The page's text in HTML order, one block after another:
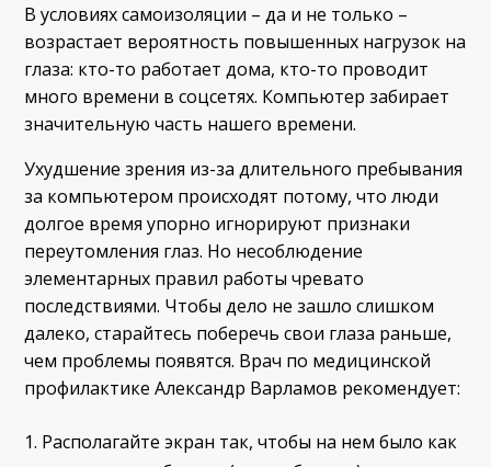
В условиях самоизоляции – да и не только –
возрастает вероятность повышенных нагрузок на
глаза: кто-то работает дома, кто-то проводит
много времени в соцсетях. Компьютер забирает
значительную часть нашего времени.
Ухудшение зрения из-за длительного пребывания
за компьютером происходят потому, что люди
долгое время упорно игнорируют признаки
переутомления глаз. Но несоблюдение
элементарных правил работы чревато
последствиями. Чтобы дело не зашло слишком
далеко, старайтесь поберечь свои глаза раньше,
чем проблемы появятся. Врач по медицинской
профилактике Александр Варламов рекомендует:
Располагайте экран так, чтобы на нем было как